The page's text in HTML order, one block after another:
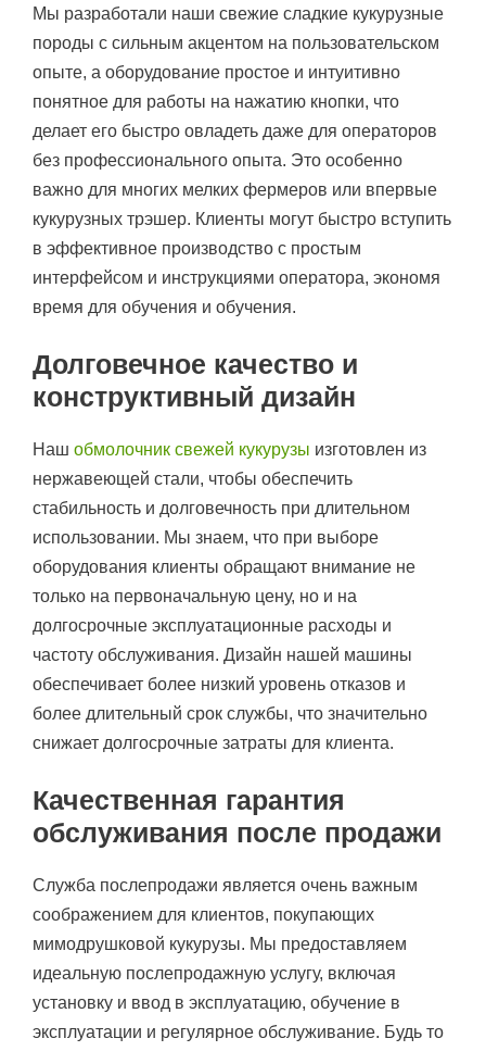
Мы разработали наши свежие сладкие кукурузные
породы с сильным акцентом на пользовательском
опыте, а оборудование простое и интуитивно
понятное для работы на нажатию кнопки, что
делает его быстро овладеть даже для операторов
без профессионального опыта. Это особенно
важно для многих мелких фермеров или впервые
кукурузных трэшер. Клиенты могут быстро вступить
в эффективное производство с простым
интерфейсом и инструкциями оператора, экономя
время для обучения и обучения.
Долговечное качество и
конструктивный дизайн
Наш обмолочник свежей кукурузы изготовлен из
нержавеющей стали, чтобы обеспечить
стабильность и долговечность при длительном
использовании. Мы знаем, что при выборе
оборудования клиенты обращают внимание не
только на первоначальную цену, но и на
долгосрочные эксплуатационные расходы и
частоту обслуживания. Дизайн нашей машины
обеспечивает более низкий уровень отказов и
более длительный срок службы, что значительно
снижает долгосрочные затраты для клиента.
Качественная гарантия
обслуживания после продажи
Служба послепродажи является очень важным
соображением для клиентов, покупающих
мимодрушковой кукурузы. Мы предоставляем
идеальную послепродажную услугу, включая
установку и ввод в эксплуатацию, обучение в
эксплуатации и регулярное обслуживание. Будь то